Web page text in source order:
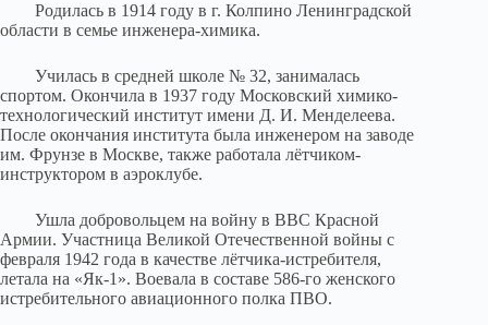
Родилась в 1914 году в г. Колпино Ленинградской
области в семье инженера-химика.
Училась в средней школе № 32, занималась
спортом. Окончила в 1937 году Московский химико-
технологический институт имени Д. И. Менделеева.
После окончания института была инженером на заводе
им. Фрунзе в Москве, также работала лётчиком-
инструктором в аэроклубе.
Ушла добровольцем на войну в ВВС Красной
Армии. Участница Великой Отечественной войны с
февраля 1942 года в качестве лётчика-истребителя,
летала на «Як-1». Воевала в составе 586-го женского
истребительного авиационного полка ПВО.